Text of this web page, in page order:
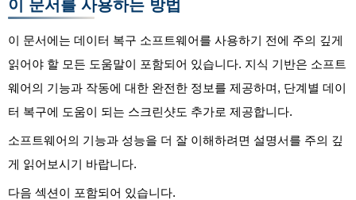
이 문서를 사용하는 방법
이 문서에는 데이터 복구 소프트웨어를 사용하기 전에 주의 깊게
읽어야 할 모든 도움말이 포함되어 있습니다. 지식 기반은 소프트
웨어의 기능과 작동에 대한 완전한 정보를 제공하며, 단계별 데이
터 복구에 도움이 되는 스크린샷도 추가로 제공합니다.
소프트웨어의 기능과 성능을 더 잘 이해하려면 설명서를 주의 깊
게 읽어보시기 바랍니다.
다음 섹션이 포함되어 있습니다.